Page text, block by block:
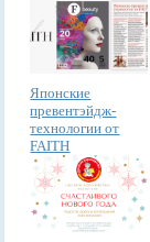
Японские
превентэйдж-
технологии от
FAITH